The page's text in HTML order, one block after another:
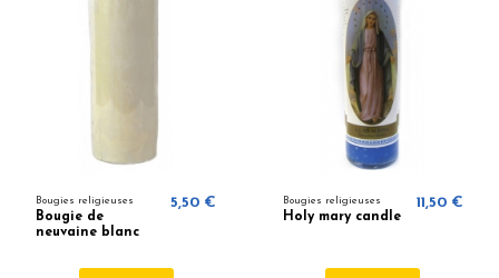
Bougies religieuses
Bougie de
neuvaine blanc
5,50 € Bougies religieuses
Holy mary candle
11,50 €